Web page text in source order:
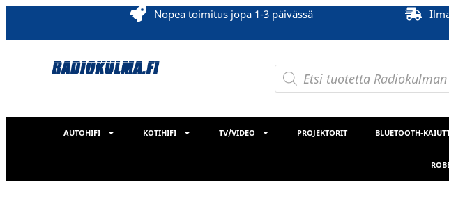
Nopea toimitus jopa 1-3 päivässä
AUTOHIFI KOTIHIFI TV/VIDEO PROJEKTORIT BLUETOOTH-